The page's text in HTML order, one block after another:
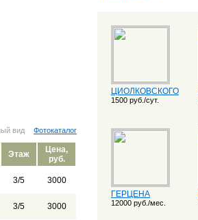
вид Фотокаталог
Этаж
Цена,
руб.
3/5 3000
3/5 3000
ЦИОЛКОВСКОГО
1500 руб./сут.
ГЕРЦЕНА
12000 руб./мес.